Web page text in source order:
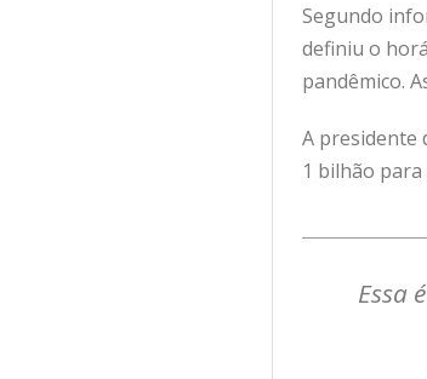
Segundo
definiu o
pandêmico.
A presidente
1 bilhão
Essa